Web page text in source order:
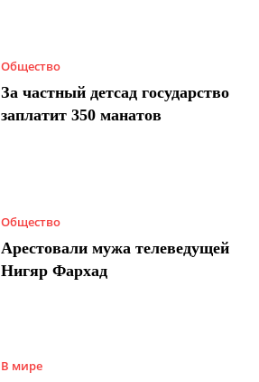
Общество
За частный детсад государство
заплатит 350 манатов
Общество
Арестовали мужа телеведущей
Нигяр Фархад
В мире